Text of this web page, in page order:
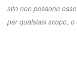
sito non possono
per qualsiasi scopo, o